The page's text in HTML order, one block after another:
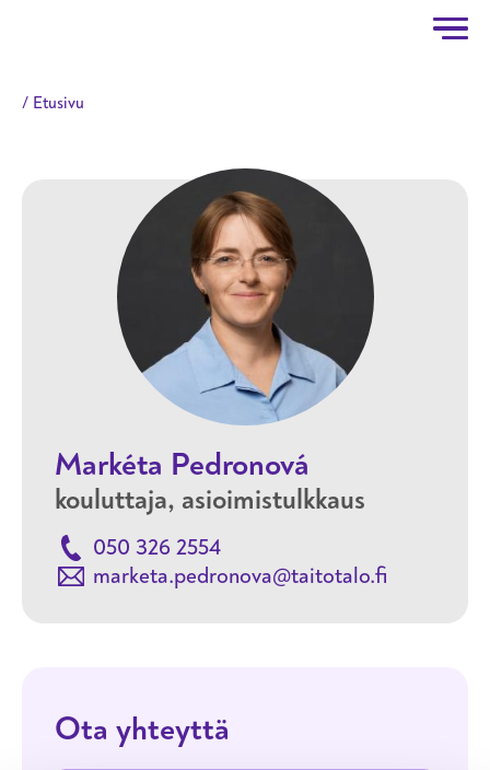
Etusivu
Markéta Pedronová
kouluttaja, asioimistulkkaus
050 326 2554
marketa.pedronova@taitotalo.fi
Ota yhteyttä